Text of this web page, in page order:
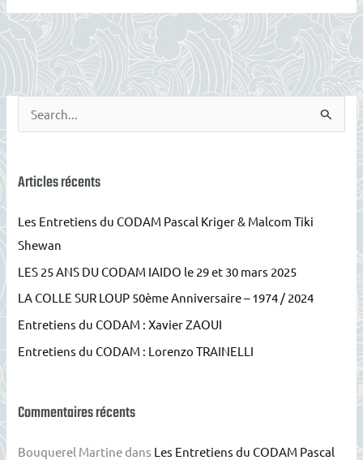
e
h
r
c
h
e
r
Articles récents
Les Entretiens du CODAM Pascal Kriger & Malcom Tiki
Shewan
LES 25 ANS DU CODAM IAIDO le 29 et 30 mars 2025
LA COLLE SUR LOUP 50ème Anniversaire – 1974 / 2024
Entretiens du CODAM : Xavier ZAOUI
Entretiens du CODAM : Lorenzo TRAINELLI
Commentaires récents
Bouquerel Martinedans Les Entretiens du CODAM Pascal